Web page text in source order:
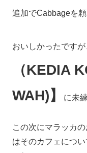
追加でCabbageを頼
おいしかったです
（KEDIA
WAH)】
に未
この次にマラッカ
はそのカフェにつ